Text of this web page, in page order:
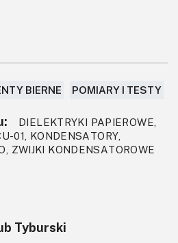
BIERNE POMIARY I TESTY
DIELEKTRYKI PAPIEROWE,
01, KONDENSATORY,
ZWIJKI KONDENSATOROWE
Tyburski